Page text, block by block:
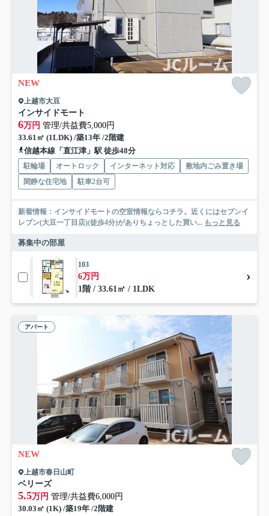
NEW
上越市大豆
インサイドモート
6万円 管理/共益費5,000円
33.61㎡ (1LDK) /築13年 /2階建
信越本線「直江津」駅 徒歩48分
駐輪場 オートロック インターネット対応
敷地内ごみ置き場
閑静な住宅地
駐車2台可
新着情報：インサイドモートの空室情報ならコチラ。近くにはセブンイ
レブン(大豆一丁目店)(徒歩4分)がありちょっとした買い... もっと見る
募集中の部屋
103
6万円
1階 / 33.61㎡ / 1LDK
アパート
NEW
上越市春日山町
ベリーズ
5.5万円 管理/共益費6,000円
30.03㎡ (1K) /築19年 /2階建